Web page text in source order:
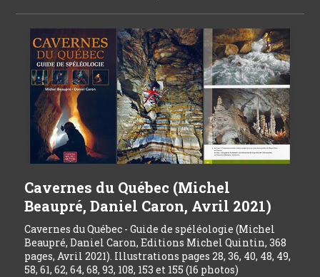
Cavernes du Québec (Michel
Beaupré, Daniel Caron, Avril 2021)
Cavernes du Québec - Guide de spéléologie (Michel
Beaupré, Daniel Caron, Editions Michel Quintin, 368
pages, Avril 2021). Illustrations pages 28, 36, 40, 48, 49,
58, 61, 62, 64, 68, 93, 108, 153 et 155 (16 photos)